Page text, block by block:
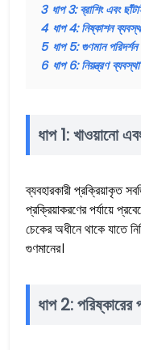
3 ধাপ 3: ব্রাশিং এবং
4 ধাপ 4: নিষ্কাশন
5 ধাপ 5: গুণমান পরিদর্শন
6 ধাপ 6: নিয়ন্ত্রণ ব্যবস্থা
ধাপ 1: খাওয়ানো
ব্যবহারকারী প্রক্রিয়াকৃত
প্রক্রিয়াকরণের পর্যায়ে
চেকের অধীনে থাকে যাতে
গুণমানের।
ধাপ 2: পরিষ্কারের